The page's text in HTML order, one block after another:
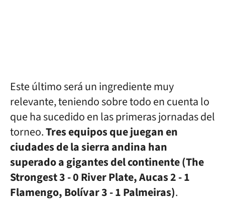
Este último será un ingrediente muy
relevante, teniendo sobre todo en cuenta lo
que ha sucedido en las primeras jornadas del
torneo.Tres equipos que juegan en
ciudades de la sierra andina han
superado a gigantes del continente (The
Strongest 3 - 0 River Plate, Aucas 2 - 1
Flamengo, Bolívar 3 - 1 Palmeiras).